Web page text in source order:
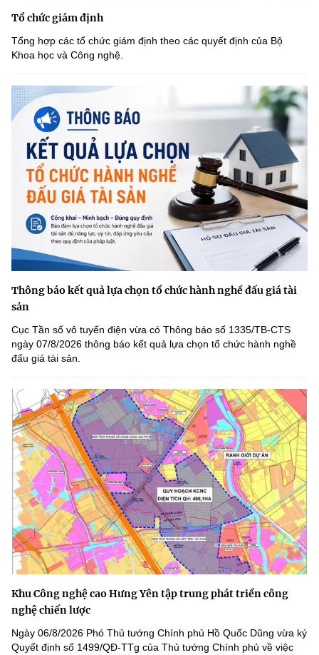
Tổ chức giám định
Tổng hợp các tổ chức giám định theo các quyết định của Bộ
Khoa học và Công nghệ.
Thông báo kết quả lựa chọn tổ chức hành nghề đấu giá tài
sản
Cục Tần số vô tuyến điện vừa có Thông báo số 1335/TB-CTS
ngày 07/8/2026 thông báo kết quả lựa chọn tổ chức hành nghề
đấu giá tài sản.
Khu Công nghệ cao Hưng Yên tập trung phát triển công
nghệ chiến lược
Ngày 06/8/2026 Phó Thủ tướng Chính phủ Hồ Quốc Dũng vừa ký
Quyết định số 1499/QĐ-TTg của Thủ tướng Chính phủ về việc